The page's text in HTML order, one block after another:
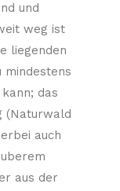
und
weg ist
liegenden
mindestens
das
(Naturwald
auch
aus der